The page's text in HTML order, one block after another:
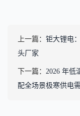
上一篇： 钜大锂电
头厂家
下一篇： 2026 年低
配全场景极寒供电